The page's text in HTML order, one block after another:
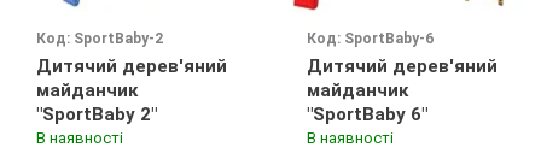
Код: SportBaby-2
Дитячий дерев'яний
майданчик
"SportBaby 2"
В наявності
Код: SportBaby-6
Дитячий дерев'яний
майданчик
"SportBaby 6"
В наявності